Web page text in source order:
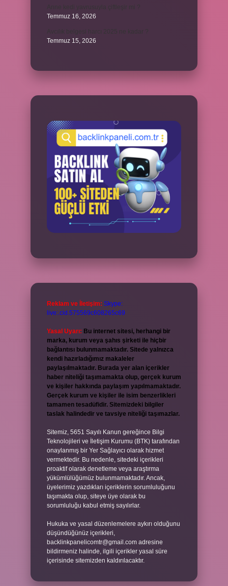
Temmuz 16, 2026
Temmuz 15, 2026
Reklam ve İletişim: Skype:
live:.cid.575569c608265c69
Yasal Uyarı: Bu internet sitesi, herhangi bir
marka, kurum veya şahıs şirketi ile hiçbir
bağlantısı bulunmamaktadır. Sitede yalnızca
kendi hazırladığımız makaleler
paylaşılmaktadır. Burada yer alan içerikler
haber niteliği taşımamakta olup, gerçek kurum
ve kişiler hakkında paylaşım yapılmamaktadır.
Gerçek kurum ve kişiler ile isim benzerlikleri
tamamen tesadüfidir. Sitemizdeki bilgiler
taslak halindedir ve tavsiye niteliği taşımazlar.
Sitemiz, 5651 Sayılı Kanun gereğince Bilgi
Teknolojileri ve İletişim Kurumu (BTK) tarafından
onaylanmış bir Yer Sağlayıcı olarak hizmet
vermektedir. Bu nedenle, sitedeki içerikleri
proaktif olarak denetleme veya araştırma
yükümlülüğümüz bulunmamaktadır. Ancak,
üyelerimiz yazdıkları içeriklerin sorumluluğunu
taşımakta olup, siteye üye olarak bu
sorumluluğu kabul etmiş sayılırlar.
Hukuka ve yasal düzenlemelere aykırı olduğunu
düşündüğünüz içerikleri,
backlinkpanelicomtr@gmail.com adresine
bildirmeniz halinde, ilgili içerikler yasal süre
içerisinde sitemizden kaldırılacaktır.